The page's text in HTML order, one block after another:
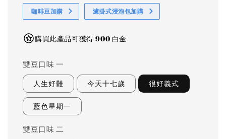
咖啡豆加購 濾掛式浸泡包加購
購買此產品可獲得 900 白金
雙豆口味 一
人生好難 今天十七歲 很好義式
藍色星期一
雙豆口味 二